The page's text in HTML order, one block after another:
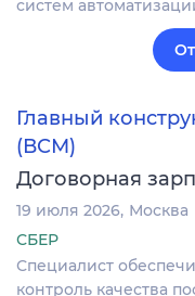
систем
Главный
(ВСМ)
Договорная
19 июля 2026 Москва
СБЕР
Специалист
контроль качества